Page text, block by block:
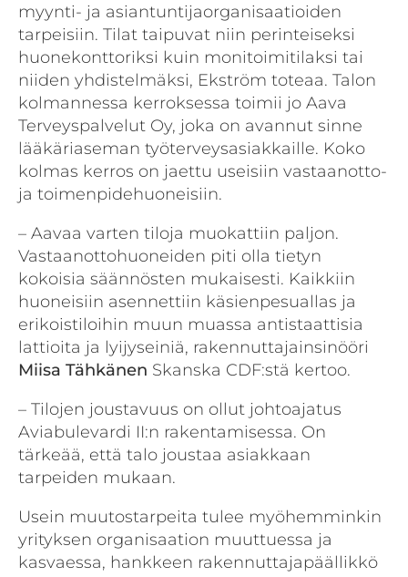
myynti- ja asiantuntijaorganisaatioiden
tarpeisiin. Tilat taipuvat niin perinteiseksi
huonekonttoriksi kuin monitoimitilaksi tai
niiden yhdistelmäksi, Ekström toteaa. Talon
kolmannessa kerroksessa toimii jo Aava
Terveyspalvelut Oy, joka on avannut sinne
lääkäriaseman työterveysasiakkaille. Koko
kolmas kerros on jaettu useisiin vastaanotto-
ja toimenpidehuoneisiin.
– Aavaa varten tiloja muokattiin paljon.
Vastaanottohuoneiden piti olla tietyn
kokoisia säännösten mukaisesti. Kaikkiin
huoneisiin asennettiin käsienpesuallas ja
erikoistiloihin muun muassa antistaattisia
lattioita ja lyijyseiniä, rakennuttajainsinööri
Miisa Tähkänen Skanska CDF:stä kertoo.
– Tilojen joustavuus on ollut johtoajatus
Aviabulevardi II:n rakentamisessa. On
tärkeää, että talo joustaa asiakkaan
tarpeiden mukaan.
Usein muutostarpeita tulee myöhemminkin
yrityksen organisaation muuttuessa ja
kasvaessa, hankkeen rakennuttajapäällikkö